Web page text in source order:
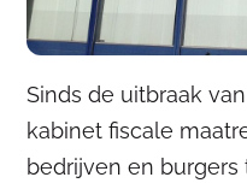
Sinds de uitbraak
kabinet fiscale
bedrijven en burgers